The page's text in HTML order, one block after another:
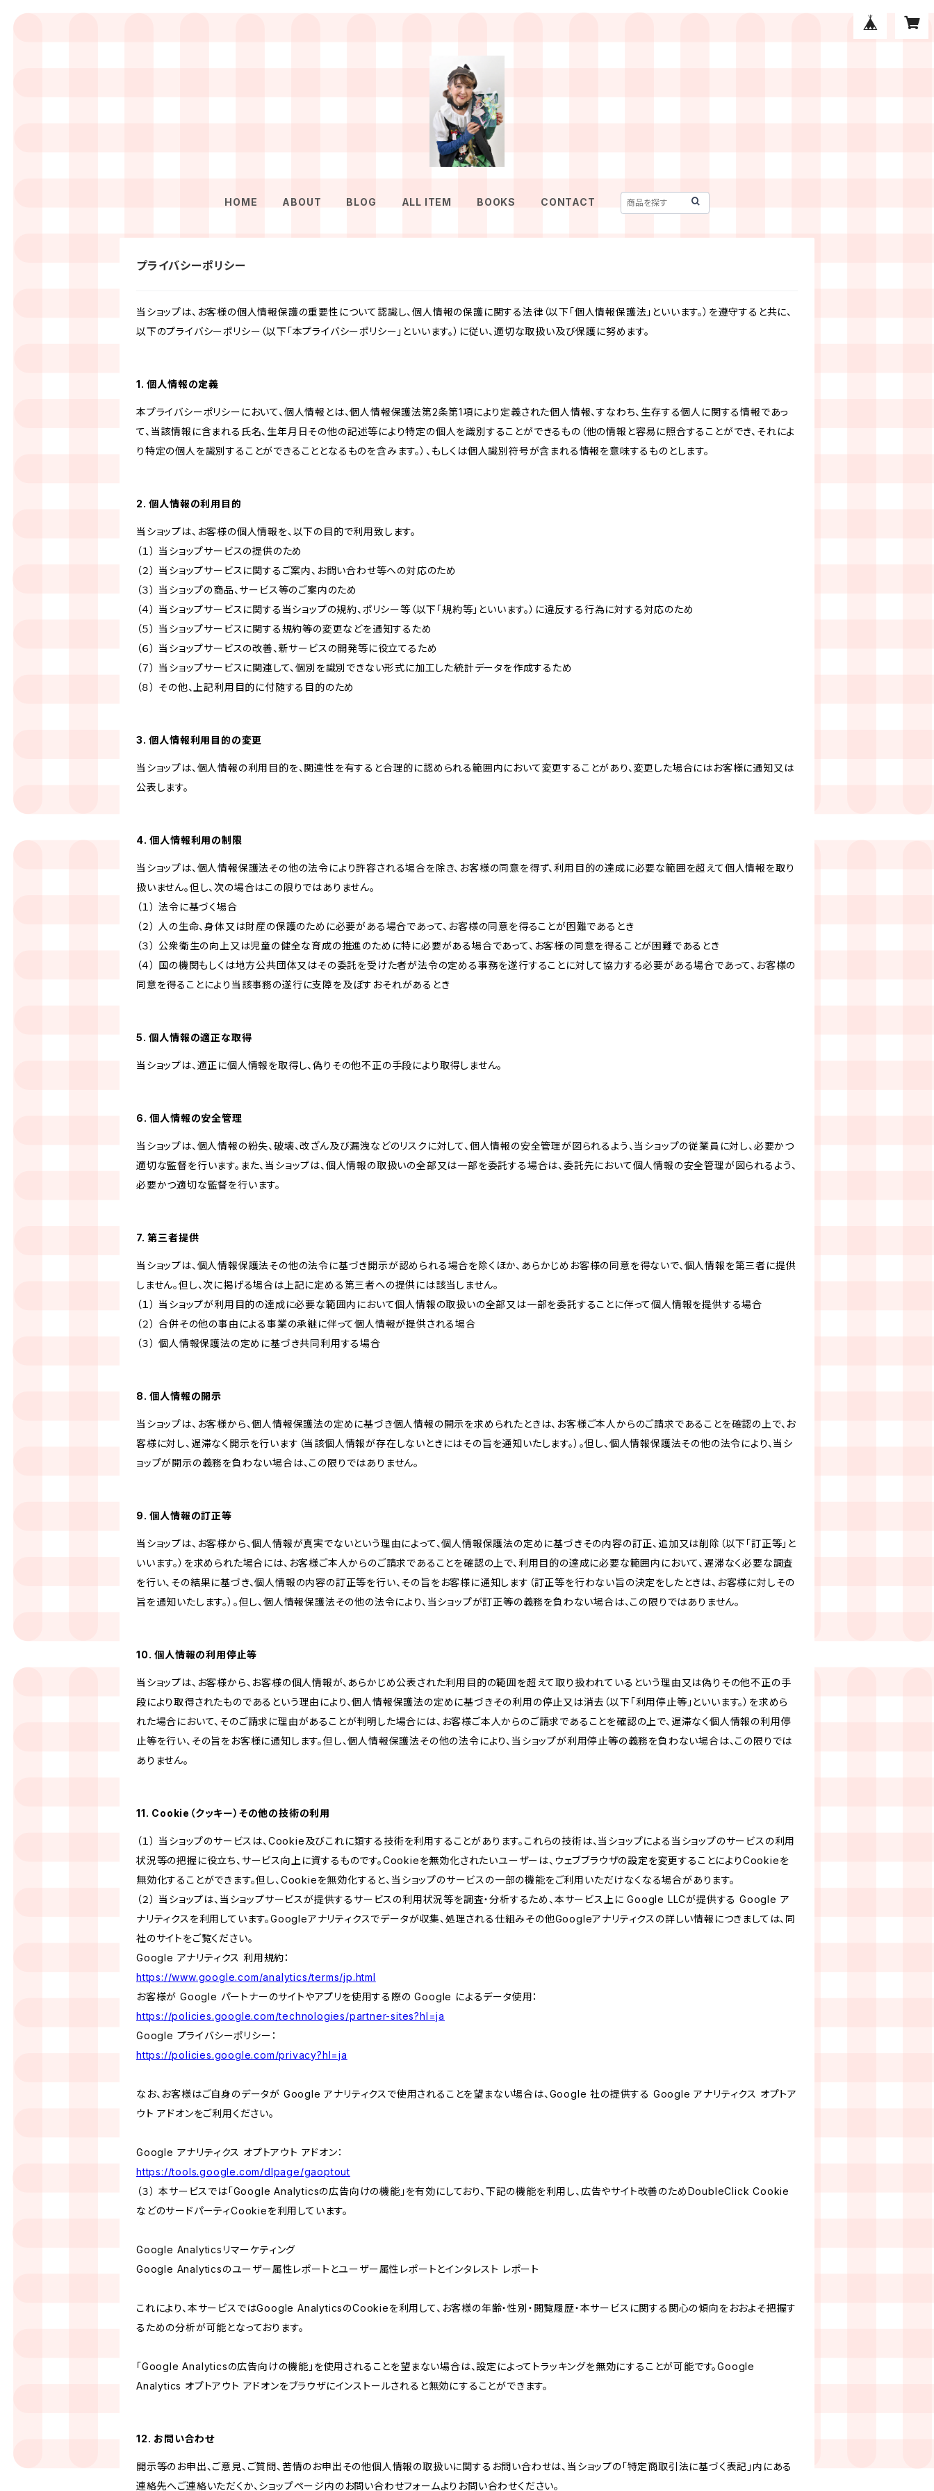
HOME ABOUT BLOG ALL ITEM BOOKS CONTACT
プライバシーポリシー
当ショップは、お客様の個人情報保護の重要性について認識し、個人情報の保護に関する法律（以下「個人情報保護法」といいます。）を遵守すると共に、
以下のプライバシーポリシー（以下「本プライバシーポリシー」といいます。）に従い、適切な取扱い及び保護に努めます。
1. 個人情報の定義
本プライバシーポリシーにおいて、個人情報とは、個人情報保護法第2条第1項により定義された個人情報、すなわち、生存する個人に関する情報であっ
て、当該情報に含まれる氏名、生年月日その他の記述等により特定の個人を識別することができるもの（他の情報と容易に照合することができ、それによ
り特定の個人を識別することができることとなるものを含みます。）、もしくは個人識別符号が含まれる情報を意味するものとします。
2. 個人情報の利用目的
当ショップは、お客様の個人情報を、以下の目的で利用致します。
（１） 当ショップサービスの提供のため
（２） 当ショップサービスに関するご案内、お問い合わせ等への対応のため
（３） 当ショップの商品、サービス等のご案内のため
（４） 当ショップサービスに関する当ショップの規約、ポリシー等（以下「規約等」といいます。）に違反する行為に対する対応のため
（５） 当ショップサービスに関する規約等の変更などを通知するため
（６） 当ショップサービスの改善、新サービスの開発等に役立てるため
（７） 当ショップサービスに関連して、個別を識別できない形式に加工した統計データを作成するため
（８） その他、上記利用目的に付随する目的のため
3. 個人情報利用目的の変更
当ショップは、個人情報の利用目的を、関連性を有すると合理的に認められる範囲内において変更することがあり、変更した場合にはお客様に通知又は
公表します。
4. 個人情報利用の制限
当ショップは、個人情報保護法その他の法令により許容される場合を除き、お客様の同意を得ず、利用目的の達成に必要な範囲を超えて個人情報を取り
扱いません。但し、次の場合はこの限りではありません。
（１） 法令に基づく場合
（２） 人の生命、身体又は財産の保護のために必要がある場合であって、お客様の同意を得ることが困難であるとき
（３） 公衆衛生の向上又は児童の健全な育成の推進のために特に必要がある場合であって、お客様の同意を得ることが困難であるとき
（４） 国の機関もしくは地方公共団体又はその委託を受けた者が法令の定める事務を遂行することに対して協力する必要がある場合であって、お客様の
同意を得ることにより当該事務の遂行に支障を及ぼすおそれがあるとき
5. 個人情報の適正な取得
当ショップは、適正に個人情報を取得し、偽りその他不正の手段により取得しません。
6. 個人情報の安全管理
当ショップは、個人情報の紛失、破壊、改ざん及び漏洩などのリスクに対して、個人情報の安全管理が図られるよう、当ショップの従業員に対し、必要かつ
適切な監督を行います。また、当ショップは、個人情報の取扱いの全部又は一部を委託する場合は、委託先において個人情報の安全管理が図られるよう、
必要かつ適切な監督を行います。
7. 第三者提供
当ショップは、個人情報保護法その他の法令に基づき開示が認められる場合を除くほか、あらかじめお客様の同意を得ないで、個人情報を第三者に提供
しません。但し、次に掲げる場合は上記に定める第三者への提供には該当しません。
（１） 当ショップが利用目的の達成に必要な範囲内において個人情報の取扱いの全部又は一部を委託することに伴って個人情報を提供する場合
（２） 合併その他の事由による事業の承継に伴って個人情報が提供される場合
（３） 個人情報保護法の定めに基づき共同利用する場合
8. 個人情報の開示
当ショップは、お客様から、個人情報保護法の定めに基づき個人情報の開示を求められたときは、お客様ご本人からのご請求であることを確認の上で、お
客様に対し、遅滞なく開示を行います（当該個人情報が存在しないときにはその旨を通知いたします。）。但し、個人情報保護法その他の法令により、当シ
ョップが開示の義務を負わない場合は、この限りではありません。
9. 個人情報の訂正等
当ショップは、お客様から、個人情報が真実でないという理由によって、個人情報保護法の定めに基づきその内容の訂正、追加又は削除（以下「訂正等」と
いいます。）を求められた場合には、お客様ご本人からのご請求であることを確認の上で、利用目的の達成に必要な範囲内において、遅滞なく必要な調査
を行い、その結果に基づき、個人情報の内容の訂正等を行い、その旨をお客様に通知します（訂正等を行わない旨の決定をしたときは、お客様に対しその
旨を通知いたします。）。但し、個人情報保護法その他の法令により、当ショップが訂正等の義務を負わない場合は、この限りではありません。
10. 個人情報の利用停止等
当ショップは、お客様から、お客様の個人情報が、あらかじめ公表された利用目的の範囲を超えて取り扱われているという理由又は偽りその他不正の手
段により取得されたものであるという理由により、個人情報保護法の定めに基づきその利用の停止又は消去（以下「利用停止等」といいます。）を求めら
れた場合において、そのご請求に理由があることが判明した場合には、お客様ご本人からのご請求であることを確認の上で、遅滞なく個人情報の利用停
止等を行い、その旨をお客様に通知します。但し、個人情報保護法その他の法令により、当ショップが利用停止等の義務を負わない場合は、この限りでは
ありません。
11. Cookie（クッキー）その他の技術の利用
（１） 当ショップのサービスは、Cookie及びこれに類する技術を利用することがあります。これらの技術は、当ショップによる当ショップのサービスの利用
状況等の把握に役立ち、サービス向上に資するものです。Cookieを無効化されたいユーザーは、ウェブブラウザの設定を変更することによりCookieを
無効化することができます。但し、Cookieを無効化すると、当ショップのサービスの一部の機能をご利用いただけなくなる場合があります。
（２） 当ショップは、当ショップサービスが提供するサービスの利用状況等を調査・分析するため、本サービス上に Google LLCが提供する Google ア
ナリティクスを利用しています。Googleアナリティクスでデータが収集、処理される仕組みその他Googleアナリティクスの詳しい情報につきましては、同
社のサイトをご覧ください。
Google アナリティクス 利用規約：
https://www.google.com/analytics/terms/jp.html
お客様が Google パートナーのサイトやアプリを使用する際の Google によるデータ使用：
https://policies.google.com/technologies/partner-sites?hl=ja
Google プライバシーポリシー：
https://policies.google.com/privacy?hl=ja
なお、お客様はご自身のデータが Google アナリティクスで使用されることを望まない場合は、Google 社の提供する Google アナリティクス オプトア
ウト アドオンをご利用ください。
Google アナリティクス オプトアウト アドオン：
https://tools.google.com/dlpage/gaoptout
（３） 本サービスでは「Google Analyticsの広告向けの機能」を有効にしており、下記の機能を利用し、広告やサイト改善のためDoubleClick Cookie
などのサードパーティCookieを利用しています。
Google Analyticsリマーケティング
Google Analyticsのユーザー属性レポートとユーザー属性レポートとインタレスト レポート
これにより、本サービスではGoogle AnalyticsのCookieを利用して、お客様の年齢・性別・閲覧履歴・本サービスに関する関心の傾向をおおよそ把握す
るための分析が可能となっております。
「Google Analyticsの広告向けの機能」を使用されることを望まない場合は、設定によってトラッキングを無効にすることが可能です。Google
Analytics オプトアウト アドオンをブラウザにインストールされると無効にすることができます。
12. お問い合わせ
開示等のお申出、ご意見、ご質問、苦情のお申出その他個人情報の取扱いに関するお問い合わせは、当ショップの「特定商取引法に基づく表記」内にある
連絡先へご連絡いただくか、ショップページ内のお問い合わせフォームよりお問い合わせください。